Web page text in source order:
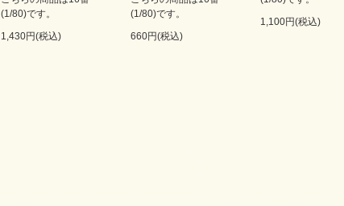
(1/80)です。
1,430円(税込)
(1/80)です。
660円(税込)
1,100円(税込)